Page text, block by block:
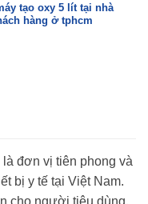
tạo oxy 5 lít tại nhà
hàng ở tphcm
là đơn vị tiên phong và
bị y tế tại Việt Nam.